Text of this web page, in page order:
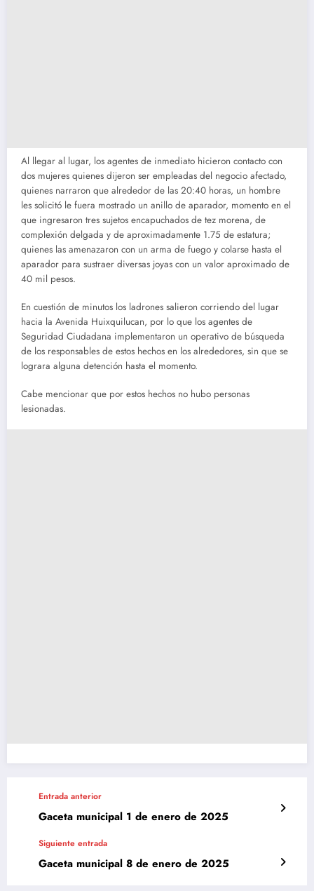
Al llegar al lugar, los agentes de inmediato hicieron contacto con
dos mujeres quienes dijeron ser empleadas del negocio afectado,
quienes narraron que alrededor de las 20:40 horas, un hombre
les solicitó le fuera mostrado un anillo de aparador, momento en el
que ingresaron tres sujetos encapuchados de tez morena, de
complexión delgada y de aproximadamente 1.75 de estatura;
quienes las amenazaron con un arma de fuego y colarse hasta el
aparador para sustraer diversas joyas con un valor aproximado de
40 mil pesos.
En cuestión de minutos los ladrones salieron corriendo del lugar
hacia la Avenida Huixquilucan, por lo que los agentes de
Seguridad Ciudadana implementaron un operativo de búsqueda
de los responsables de estos hechos en los alrededores, sin que se
lograra alguna detención hasta el momento.
Cabe mencionar que por estos hechos no hubo personas
lesionadas.
Entrada anterior
Gaceta municipal 1 de enero de 2025
Siguiente entrada
Gaceta municipal 8 de enero de 2025